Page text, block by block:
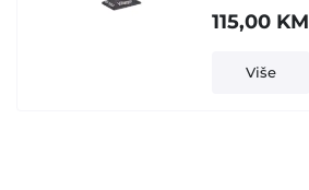
115,00 KM
Više